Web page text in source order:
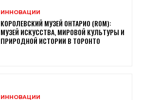
ИННОВАЦИИ
КОРОЛЕВСКИЙ МУЗЕЙ ОНТАРИО (ROM):
МУЗЕЙ ИСКУССТВА, МИРОВОЙ КУЛЬТУРЫ И
ПРИРОДНОЙ ИСТОРИИ В ТОРОНТО
ИННОВАЦИИ